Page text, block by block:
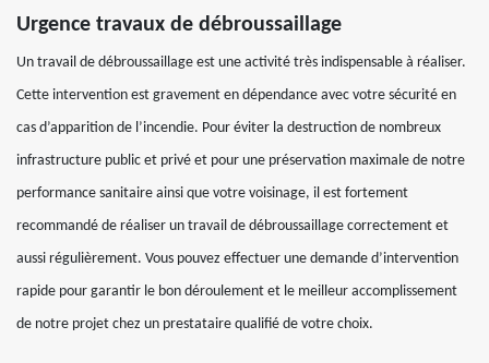
Urgence travaux de débroussaillage
Un travail de débroussaillage est une activité très indispensable à réaliser.
Cette intervention est gravement en dépendance avec votre sécurité en
cas d’apparition de l’incendie. Pour éviter la destruction de nombreux
infrastructure public et privé et pour une préservation maximale de notre
performance sanitaire ainsi que votre voisinage, il est fortement
recommandé de réaliser un travail de débroussaillage correctement et
aussi régulièrement. Vous pouvez effectuer une demande d’intervention
rapide pour garantir le bon déroulement et le meilleur accomplissement
de notre projet chez un prestataire qualifié de votre choix.